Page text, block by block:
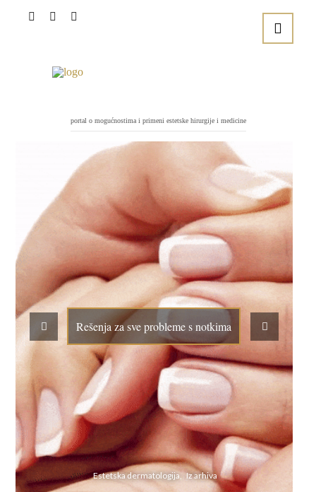
portal o mogućnostima i primeni estetske hirurgije i medicine
Rešenja za sve probleme s notkima
Estetska dermatologija, Iz arhiva